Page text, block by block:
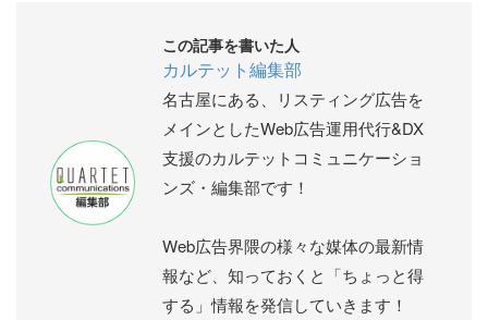
この記事を書いた人
カルテット編集部
名古屋にある、リスティング広告を
メインとしたWeb広告運用代行&DX
支援のカルテットコミュニケーショ
ンズ・編集部です！
Web広告界隈の様々な媒体の最新情
報など、知っておくと「ちょっと得
する」情報を発信していきます！